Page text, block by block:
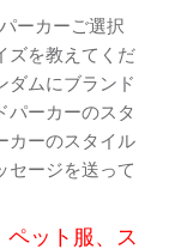
ーカーご選択
ズを教えてくだ
ダムにブランド
ーカーのスタ
カーのスタイル
セージを送って
ット服、ス